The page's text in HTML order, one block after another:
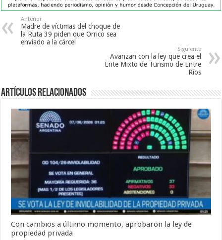
Anterior
Madre de víctimas del choque de
la Ruta 39 piden que Orrico sea
enviado a la cárcel
Siguiente
Avanzan con la ley que crea el
Ente Mixto de Turismo de Entre
Ríos
Artículos Relacionados
Con cambios a último momento, aprobaron la ley de
propiedad privada